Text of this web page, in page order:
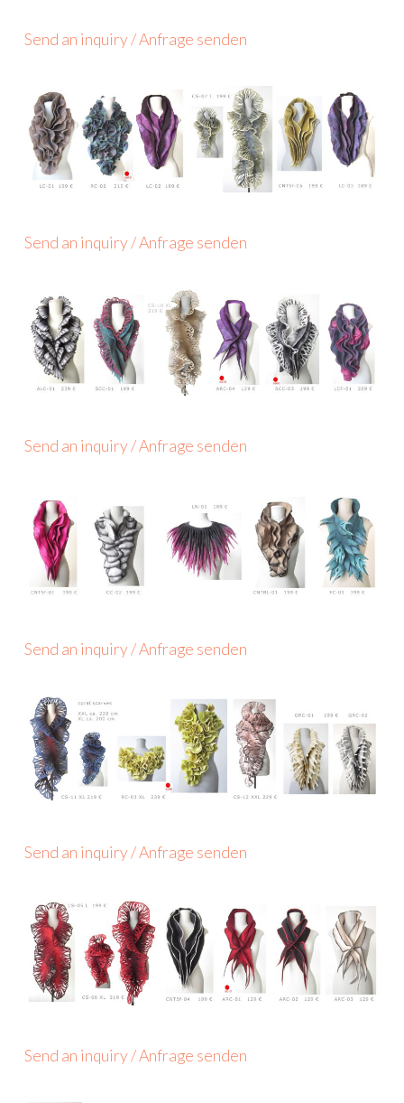
Send an inquiry / Anfrage senden
Send an inquiry / Anfrage senden
Send an inquiry / Anfrage senden
Send an inquiry / Anfrage senden
Send an inquiry / Anfrage senden
Send an inquiry / Anfrage senden